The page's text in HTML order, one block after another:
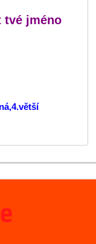
tvé jméno